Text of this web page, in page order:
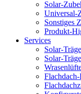
Solar-
Universal-
Sonstiges
Produkt-
Services
Solar-
Solar-